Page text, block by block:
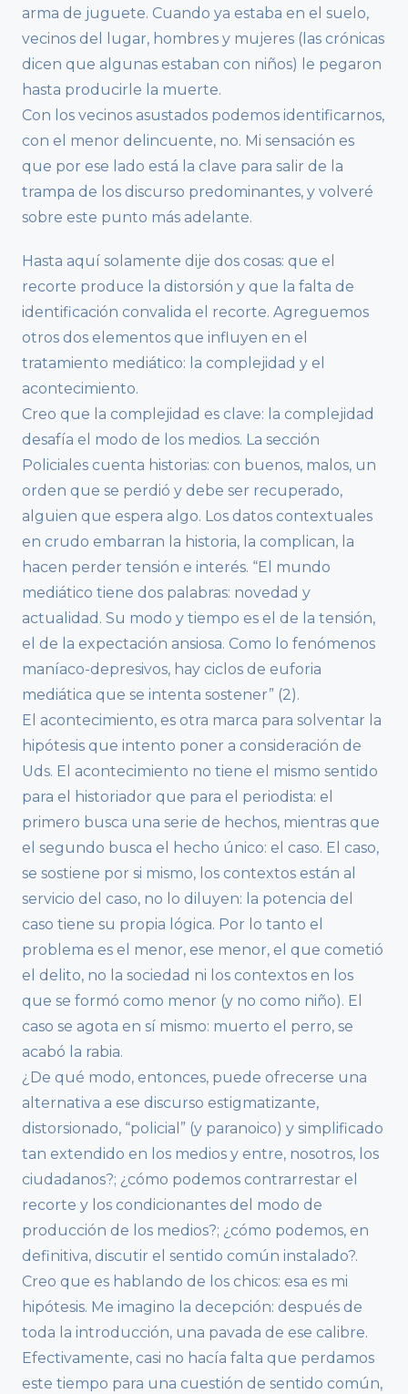
arma de juguete. Cuando ya estaba en el suelo,
vecinos del lugar, hombres y mujeres (las crónicas
dicen que algunas estaban con niños) le pegaron
hasta producirle la muerte.
Con los vecinos asustados podemos identificarnos,
con el menor delincuente, no. Mi sensación es
que por ese lado está la clave para salir de la
trampa de los discurso predominantes, y volveré
sobre este punto más adelante.
Hasta aquí solamente dije dos cosas: que el
recorte produce la distorsión y que la falta de
identificación convalida el recorte. Agreguemos
otros dos elementos que influyen en el
tratamiento mediático: la complejidad y el
acontecimiento.
Creo que la complejidad es clave: la complejidad
desafía el modo de los medios. La sección
Policiales cuenta historias: con buenos, malos, un
orden que se perdió y debe ser recuperado,
alguien que espera algo. Los datos contextuales
en crudo embarran la historia, la complican, la
hacen perder tensión e interés. “El mundo
mediático tiene dos palabras: novedad y
actualidad. Su modo y tiempo es el de la tensión,
el de la expectación ansiosa. Como lo fenómenos
maníaco-depresivos, hay ciclos de euforia
mediática que se intenta sostener” (2).
El acontecimiento, es otra marca para solventar la
hipótesis que intento poner a consideración de
Uds. El acontecimiento no tiene el mismo sentido
para el historiador que para el periodista: el
primero busca una serie de hechos, mientras que
el segundo busca el hecho único: el caso. El caso,
se sostiene por si mismo, los contextos están al
servicio del caso, no lo diluyen: la potencia del
caso tiene su propia lógica. Por lo tanto el
problema es el menor, ese menor, el que cometió
el delito, no la sociedad ni los contextos en los
que se formó como menor (y no como niño). El
caso se agota en sí mismo: muerto el perro, se
acabó la rabia.
¿De qué modo, entonces, puede ofrecerse una
alternativa a ese discurso estigmatizante,
distorsionado, “policial” (y paranoico) y simplificado
tan extendido en los medios y entre, nosotros, los
ciudadanos?; ¿cómo podemos contrarrestar el
recorte y los condicionantes del modo de
producción de los medios?; ¿cómo podemos, en
definitiva, discutir el sentido común instalado?.
Creo que es hablando de los chicos: esa es mi
hipótesis. Me imagino la decepción: después de
toda la introducción, una pavada de ese calibre.
Efectivamente, casi no hacía falta que perdamos
este tiempo para una cuestión de sentido común,